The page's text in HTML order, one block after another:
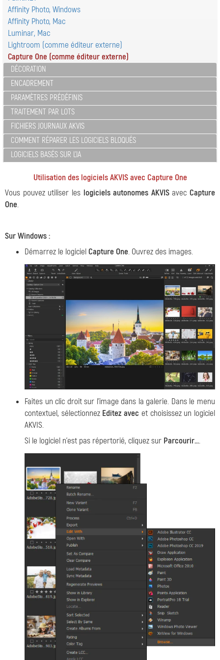
Affinity Photo, Windows
Affinity Photo, Mac
Luminar, Mac
Lightroom (comme éditeur externe)
Capture One (comme éditeur externe)
DÉCORATION
ENCADREMENT
PARAMÈTRES PRÉDÉFINIS
TRAITEMENT PAR LOTS
FICHIERS JOURNAUX AKVIS
COMMENT RÉPARER LES LOGICIELS BLOQUÉS
LOGICIELS BASÉS SUR L'IA
Utilisation des logiciels AKVIS avec Capture One
Vous pouvez utiliser les logiciels autonomes AKVISavec Capture
One.
Sur Windows :
Démarrez le logicielCapture One. Ouvrez des images.
Faites un clic droit sur l'image dans la galerie. Dans le menu
contextuel, sélectionnez Editez avec et choisissez un logiciel
AKVIS.
Si le logiciel n'est pas répertorié, cliquez sur Parcourir....